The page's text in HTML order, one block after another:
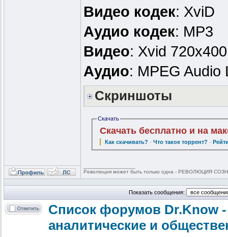
Видео кодек: XviD
Аудио кодек: MP3
Видео: Xvid
Аудио: MPEG
Скриншоты
Скачать
Скачать бесплатно и на
Как скачивать? ·Что такое торрент? ·
Революция может быть только одна - РЕВОЛЮЦИЯ
Показать сообщения:
Список форумов Dr.Know
аналитические и